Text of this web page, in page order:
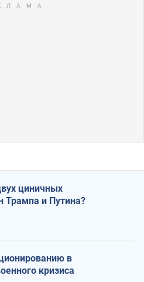
циничных
Трампа и Путина?
в
кризиса